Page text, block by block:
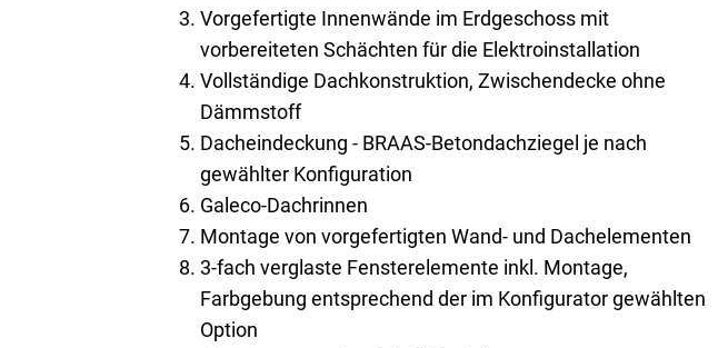
Vorgefertigte Innenwände im Erdgeschoss mit
vorbereiteten Schächten für die Elektroinstallation
Vollständige Dachkonstruktion, Zwischendecke ohne
Dämmstoff
Dacheindeckung - BRAAS-Betondachziegel je nach
gewählter Konfiguration
Galeco-Dachrinnen
Montage von vorgefertigten Wand- und Dachelementen
3-fach verglaste Fensterelemente inkl. Montage,
Farbgebung entsprechend der im Konfigurator gewählten
Option